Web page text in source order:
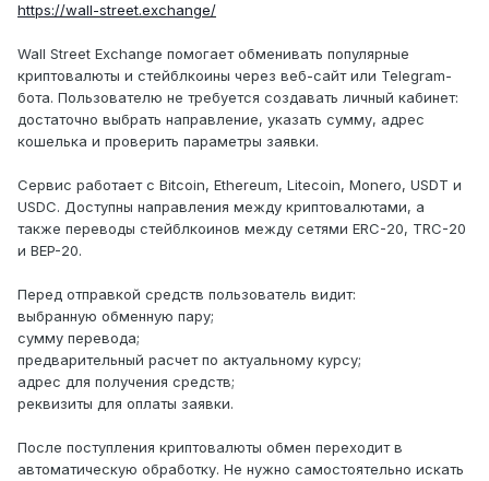
https://wall-street.exchange/
Wall Street Exchange помогает обменивать популярные
криптовалюты и стейблкоины через веб-сайт или Telegram-
бота. Пользователю не требуется создавать личный кабинет:
достаточно выбрать направление, указать сумму, адрес
кошелька и проверить параметры заявки.
Сервис работает с Bitcoin, Ethereum, Litecoin, Monero, USDT и
USDC. Доступны направления между криптовалютами, а
также переводы стейблкоинов между сетями ERC-20, TRC-20
и BEP-20.
Перед отправкой средств пользователь видит:
выбранную обменную пару;
сумму перевода;
предварительный расчет по актуальному курсу;
адрес для получения средств;
реквизиты для оплаты заявки.
После поступления криптовалюты обмен переходит в
автоматическую обработку. Не нужно самостоятельно искать